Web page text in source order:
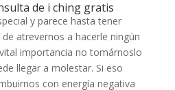
de i ching gratis
y parece hasta tener
atrevernos a hacerle ningún
importancia no tomárnoslo
llegar a molestar. Si eso
con energía negativa